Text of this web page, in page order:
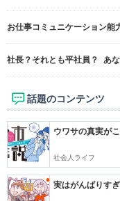
お仕事コミュニケーション能
社長？それとも平社員？ あ
話題のコンテンツ
ウワサの真実が
社会人ライフ
実はがんばりす